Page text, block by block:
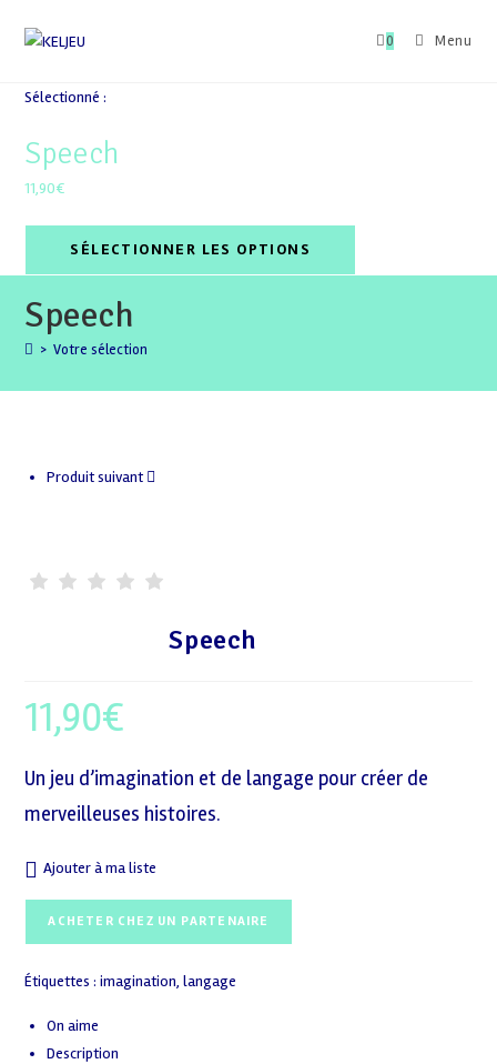
0 Menu
Sélectionné :
Speech
11,90€
SÉLECTIONNER LES OPTIONS
Speech
> Votre sélection
Produit suivant
Speech
11,90€
Un jeu d’imagination et de langage pour créer de
merveilleuses histoires.
Ajouter à ma liste
ACHETER CHEZ UN PARTENAIRE
Étiquettes :imagination,langage
On aime
Description